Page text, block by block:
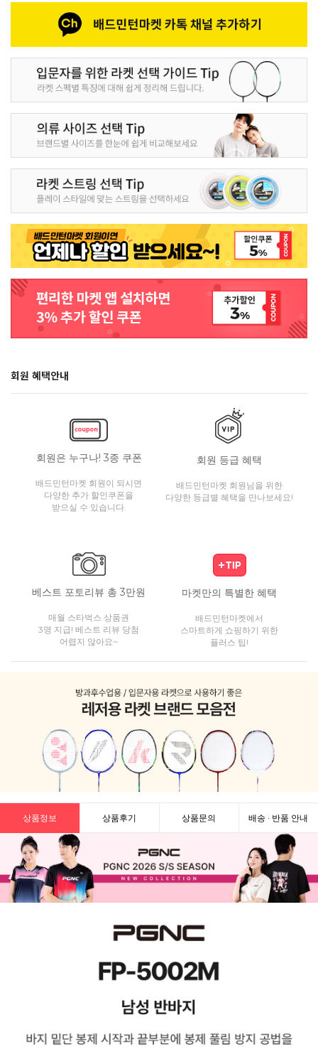
회원 혜택안내
회원은 누구나! 3종 쿠폰
배드민턴마켓 회원이 되시면
다양한 추가 할인쿠폰을
받으실 수 있습니다.
회원 등급 혜택
배드민턴마켓 회원님을 위한
다양한 등급별 혜택을 만나보세요!
베스트 포토리뷰 총 3만원
매월 스타벅스 상품권
3명 지급! 베스트 리뷰 당첨
어렵지 않아요~
마켓만의 특별한 혜택
배드민턴마켓에서
스마트하게 쇼핑하기 위한
플러스 팁!
상품정보 상품후기 상품문의 배송 · 반품 안내